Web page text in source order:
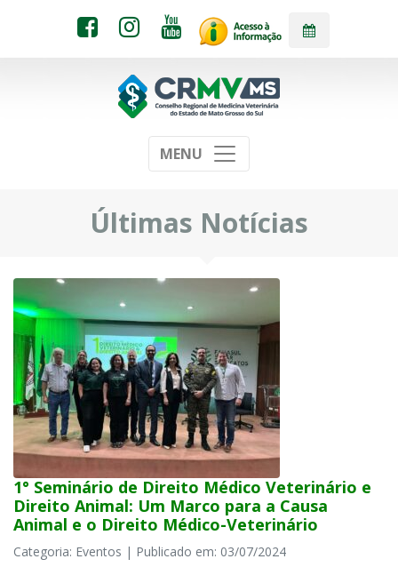
MENU
Últimas Notícias
1° Seminário de Direito Médico Veterinário e
Direito Animal: Um Marco para a Causa
Animal e o Direito Médico-Veterinário
Categoria: Eventos | Publicado em: 03/07/2024